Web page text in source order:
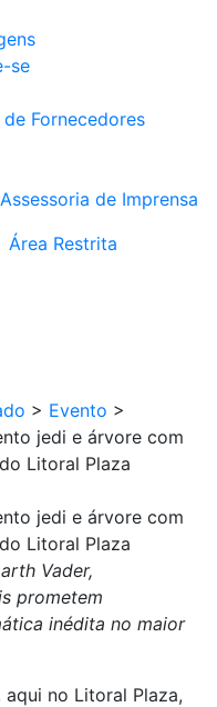
se
de Fornecedores
Assessoria de Imprensa
Área Restrita
> Evento >
jedi e árvore com
Litoral Plaza
jedi e árvore com
Litoral Plaza
Vader,
prometem
inédita no maior
no Litoral Plaza,